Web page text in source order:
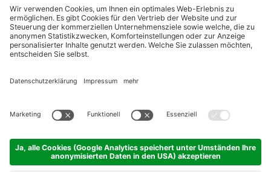
Bereit, Berge zu versetzen. Kontaktieren Sie uns!
© IDM Südtirol - Alto Adige Jobs
Impressum
Cookie-Einstellungen